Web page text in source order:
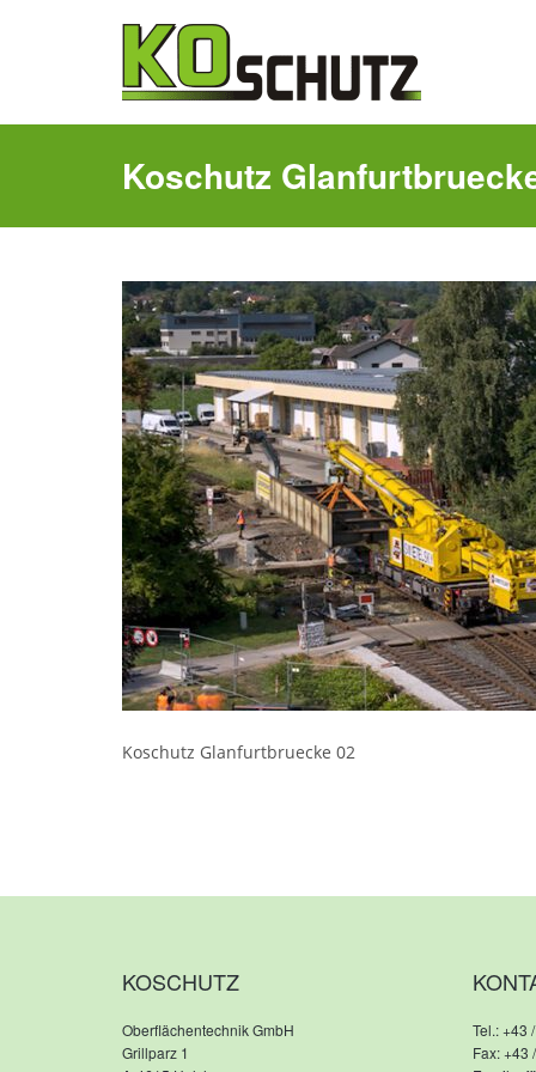
Koschutz
Koschutz Glanfurtbruecke 02
KOSCHUTZ
Oberflächentechnik GmbH
Grillparz 1
Tel.:+43
Fax: +43